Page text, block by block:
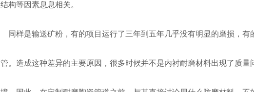
结构等因素息息相关。
同样是输送矿粉，有的项目运行了三年到五年几乎没有明显的磨损，
管。造成这种差异的主要原因，很多时候并不是内衬耐磨材料出现了质